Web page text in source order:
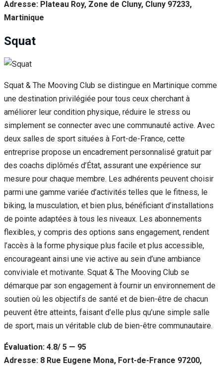
Adresse: Plateau Roy, Zone de Cluny, Cluny 97233,
Martinique
Squat
Squat & The Mooving Club se distingue en Martinique comme
une destination privilégiée pour tous ceux cherchant à
améliorer leur condition physique, réduire le stress ou
simplement se connecter avec une communauté active. Avec
deux salles de sport situées à Fort-de-France, cette
entreprise propose un encadrement personnalisé gratuit par
des coachs diplômés d’État, assurant une expérience sur
mesure pour chaque membre. Les adhérents peuvent choisir
parmi une gamme variée d’activités telles que le fitness, le
biking, la musculation, et bien plus, bénéficiant d’installations
de pointe adaptées à tous les niveaux. Les abonnements
flexibles, y compris des options sans engagement, rendent
l’accès à la forme physique plus facile et plus accessible,
encourageant ainsi une vie active au sein d’une ambiance
conviviale et motivante. Squat & The Mooving Club se
démarque par son engagement à fournir un environnement de
soutien où les objectifs de santé et de bien-être de chacun
peuvent être atteints, faisant d’elle plus qu’une simple salle
de sport, mais un véritable club de bien-être communautaire.
Évaluation: 4.8/ 5 — 95
Adresse: 8 Rue Eugene Mona, Fort-de-France 97200,